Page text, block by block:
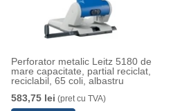
Perforator metalic Leitz 5180 de
mare capacitate, partial reciclat,
reciclabil, 65 coli, albastru
583,75 lei (pret cu TVA)